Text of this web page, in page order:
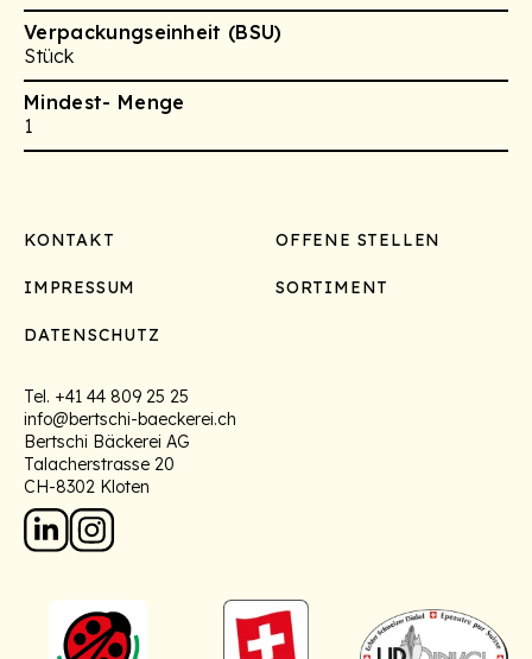
Verpackungseinheit (BSU)
Stück
Mindest- Menge
1
Footer
KONTAKT OFFENE STELLEN
IMPRESSUM SORTIMENT
DATENSCHUTZ
Tel. +41 44 809 25 25
info@bertschi-baeckerei.ch
Bertschi Bäckerei AG
Talacherstrasse 20
CH-8302 Kloten